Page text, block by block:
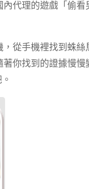
代理的遊戲「偷
從手機裡找到蛛
你找到的證據慢